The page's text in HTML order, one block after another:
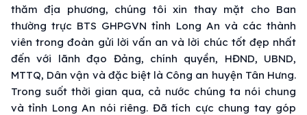
thăm địa phương, chúng tôi xin thay mặt cho Ban
thường trực BTS GHPGVN tỉnh Long An và các thành
viên trong đoàn gửi lời vấn an và lời chúc tốt đẹp nhất
đến với lãnh đạo Đảng, chính quyền, HĐND, UBND,
MTTQ, Dân vận và đặc biệt là Công an huyện Tân Hưng.
Trong suốt thời gian qua, cả nước chúng ta nói chung
và tỉnh Long An nói riêng. Đã tích cực chung tay góp